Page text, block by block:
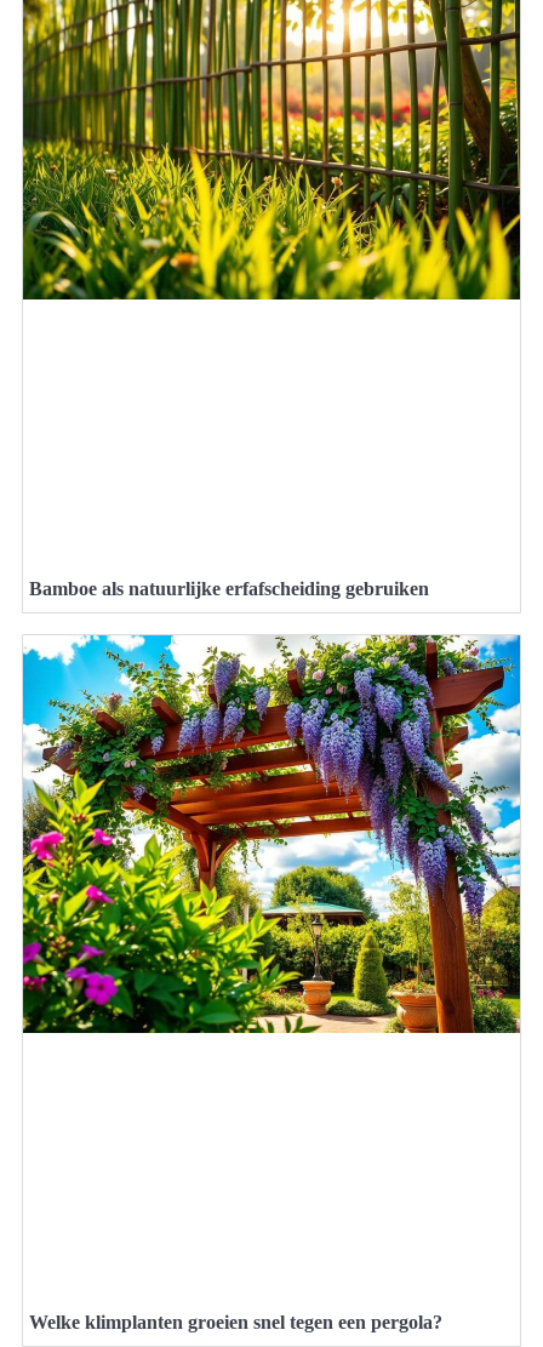
Bamboe als natuurlijke erfafscheiding gebruiken
Welke klimplanten groeien snel tegen een pergola?